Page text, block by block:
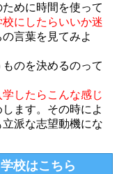
めに時間を使って
校にしたらいいか迷
言葉を見てみよ
のを決めるのって
学したらこんな感じ
ます。その時によ
派な志望動機にな
校はこちら